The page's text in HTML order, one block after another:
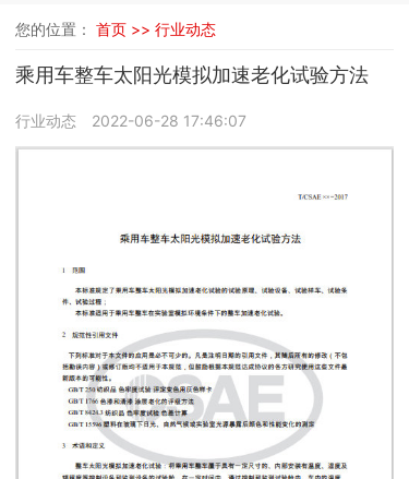
您的位置： 首页 >> 行业动态
乘用车整车太阳光模拟加速老化试验方法
行业动态 2022-06-28 17:46:07